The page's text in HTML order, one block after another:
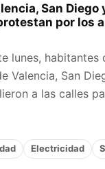
San Diego
por los
lunes, habitantes
Valencia, San
a las calles
Electricidad